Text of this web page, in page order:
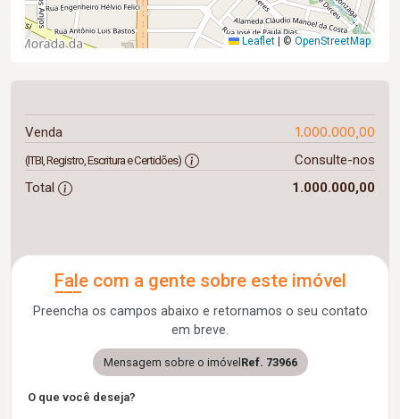
Leaflet | © OpenStreetMap
Venda 1.000.000,00
(ITBI, Registro, Escritura e Certidões)
Consulte-nos
Total
1.000.000,00
Fale com a gente sobre este imóvel
Preencha os campos abaixo e retornamos o seu contato
em breve.
Mensagem sobre o imóvelRef. 73966
O que você deseja?